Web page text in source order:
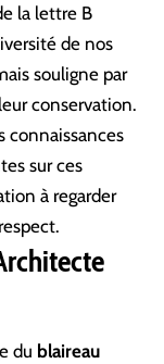
la lettre B
de nos
souligne par
conservation.
connaissances
sur ces
à regarder
du blaireau